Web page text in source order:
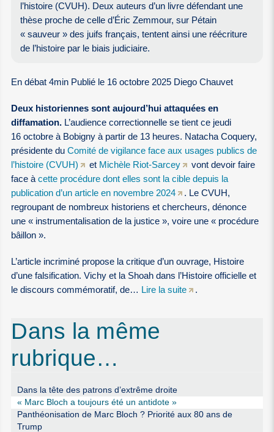
l’histoire (CVUH). Deux auteurs d’un livre défendant une
thèse proche de celle d’Éric Zemmour, sur Pétain
« sauveur » des juifs français, tentent ainsi une réécriture
de l’histoire par le biais judiciaire.
En débat 4min Publié le 16 octobre 2025 Diego Chauvet
Deux historiennes sont aujourd’hui attaquées en
diffamation. L’audience correctionnelle se tient ce jeudi
16 octobre à Bobigny à partir de 13 heures. Natacha Coquery,
présidente duComité de vigilance face aux usages publics de
l’histoire (CVUH)
et Michèle Riot-Sarcey
vont devoir faire
face àcette procédure dont elles sont la cible depuis la
publication d’un article en novembre 2024
. Le CVUH,
regroupant de nombreux historiens et chercheurs, dénonce
une « instrumentalisation de la justice », voire une « procédure
bâillon ».
L’article incriminé propose la critique d’un ouvrage, Histoire
d’une falsification. Vichy et la Shoah dans l’Histoire officielle et
le discours commémoratif, de… Lire la suite .
Dans la même
rubrique…
Dans la tête des patrons d’extrême droite
« Marc Bloch a toujours été un antidote »
Panthéonisation de Marc Bloch ? Priorité aux 80 ans de
Trump